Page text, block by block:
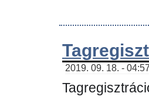
2019. 09. 18. -